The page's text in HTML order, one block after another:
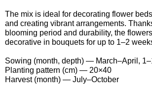
The mix is ideal for decorating flower
and creating vibrant arrangements.
blooming period and durability, the
decorative in bouquets for up to 1–2
Sowing (month, depth) — March–April,
Planting pattern (cm) — 20×40
Harvest (month) — July–October
Семена табака
Семена газонной травы
Средства защиты от моли
Средства защиты от кротов